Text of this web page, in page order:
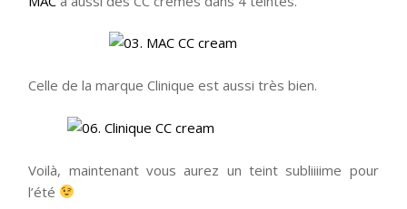
Celle de la marque Clinique est aussi très bien.
Voilà, maintenant vous aurez un teint subliiiime pour
l’été